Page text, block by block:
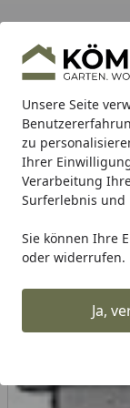
Unsere Seite
zu
Ihrer
Verarbeitung
Surferlebnis und
Sie können Ihre
oder widerrufen.
Ja,
Hotline0 71 588 01 81
Mo-Fr. 8-16 Uhr
Alle Produkte
Alle
kwb
Startseite
kwb